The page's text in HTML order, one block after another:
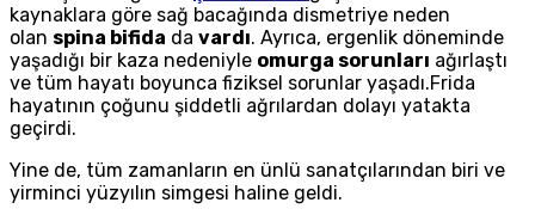
kaynaklara göre sağ bacağında dismetriye neden
olan spina bifida da vardı. Ayrıca, ergenlik döneminde
yaşadığı bir kaza nedeniyle omurga sorunları ağırlaştı
ve tüm hayatı boyunca fiziksel sorunlar yaşadı.Frida
hayatının çoğunu şiddetli ağrılardan dolayı yatakta
geçirdi.
Yine de, tüm zamanların en ünlü sanatçılarından biri ve
yirminci yüzyılın simgesi haline geldi.